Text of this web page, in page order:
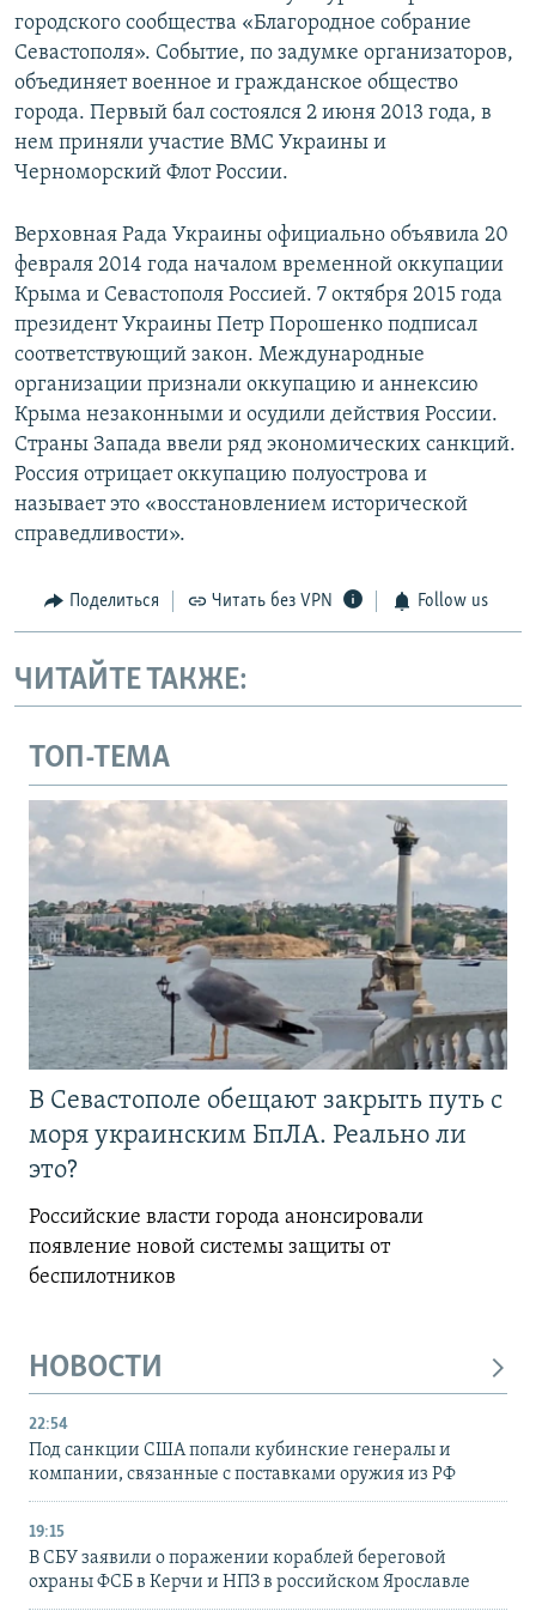
городского сообщества «Благородное собрание
Севастополя». Событие, по задумке организаторов,
объединяет военное и гражданское общество
города. Первый бал состоялся 2 июня 2013 года, в
нем приняли участие ВМС Украины и
Черноморский Флот России.
Верховная Рада Украины официально объявила 20
февраля 2014 года началом временной оккупации
Крыма и Севастополя Россией. 7 октября 2015 года
президент Украины Петр Порошенко подписал
соответствующий закон. Международные
организации признали оккупацию и аннексию
Крыма незаконными и осудили действия России.
Страны Запада ввели ряд экономических санкций.
Россия отрицает оккупацию полуострова и
называет это «восстановлением исторической
справедливости».
Поделиться Читать без VPN Follow us
ЧИТАЙТЕ ТАКЖЕ:
ТОП-ТЕМА
В Севастополе обещают закрыть путь с
моря украинским БпЛА. Реально ли
это?
Российские власти города анонсировали
появление новой системы защиты от
беспилотников
НОВОСТИ
22:54
Под санкции США попали кубинские генералы и
компании, связанные с поставками оружия из РФ
19:15
В СБУ заявили о поражении кораблей береговой
охраны ФСБ в Керчи и НПЗ в российском Ярославле